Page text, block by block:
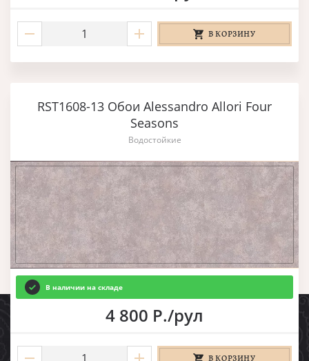
В КОРЗИНУ
RST1608-13 Обои Alessandro Allori Four
Seasons
Водостойкие
В наличии на складе
4 800 Р./рул
В КОРЗИНУ